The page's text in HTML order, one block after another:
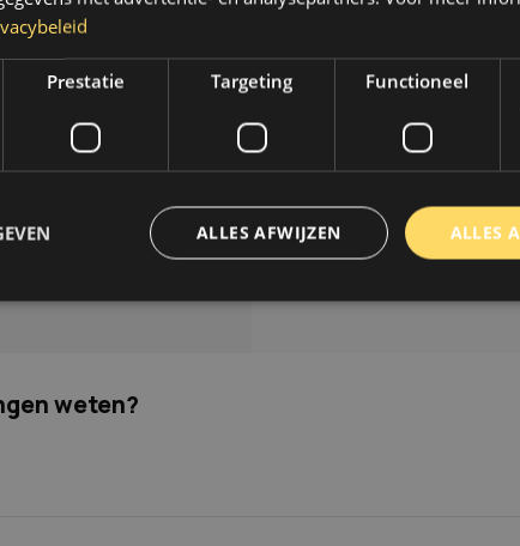
Op werkdagen voor 14.00 uur besteld dezelfde dag
Categorieën
weten?
Prestatie Targeting Functioneel
ALLES
ALLES AFWIJZEN
maken de kernfunctionaliteiten van de website mogelijk, zoals
kan niet goed worden gebruikt zonder de strikt noodzakelijke cookies.